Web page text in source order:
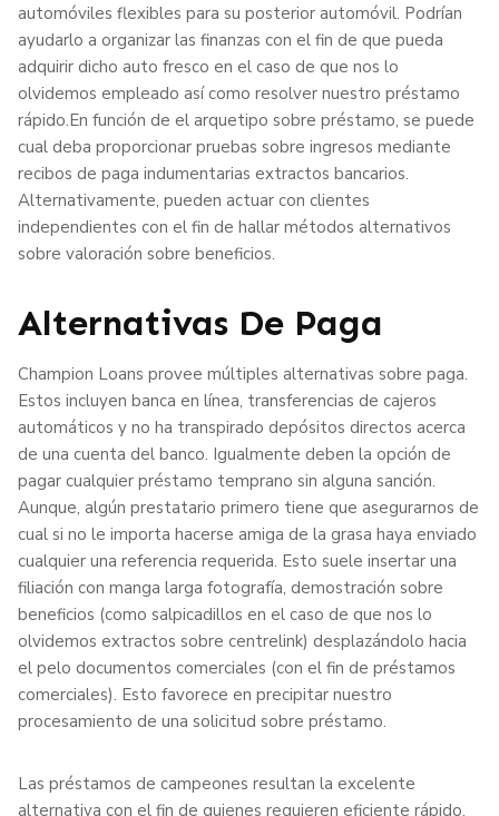
automóviles flexibles para su posterior automóvil. Podrían
ayudarlo a organizar las finanzas con el fin de que pueda
adquirir dicho auto fresco en el caso de que nos lo
olvidemos empleado así­ como resolver nuestro préstamo
rápido.En función de el arquetipo sobre préstamo, se puede
cual deba proporcionar pruebas sobre ingresos mediante
recibos de paga indumentarias extractos bancarios.
Alternativamente, pueden actuar con clientes
independientes con el fin de hallar métodos alternativos
sobre valoración sobre beneficios.
Alternativas De Paga
Champion Loans provee múltiples alternativas sobre paga.
Estos incluyen banca en línea, transferencias de cajeros
automáticos y no ha transpirado depósitos directos acerca
de una cuenta del banco. Igualmente deben la opción de
pagar cualquier préstamo temprano sin alguna sanción.
Aunque, algún prestatario primero tiene que asegurarnos de
cual si no le importa hacerse amiga de la grasa haya enviado
cualquier una referencia requerida. Esto suele insertar una
filiación con manga larga fotografía, demostración sobre
beneficios (como salpicadillos en el caso de que nos lo
olvidemos extractos sobre centrelink) desplazándolo hacia
el pelo documentos comerciales (con el fin de préstamos
comerciales). Esto favorece en precipitar nuestro
procesamiento de una solicitud sobre préstamo.
Las préstamos de campeones resultan la excelente
alternativa con el fin de quienes requieren eficiente rápido.